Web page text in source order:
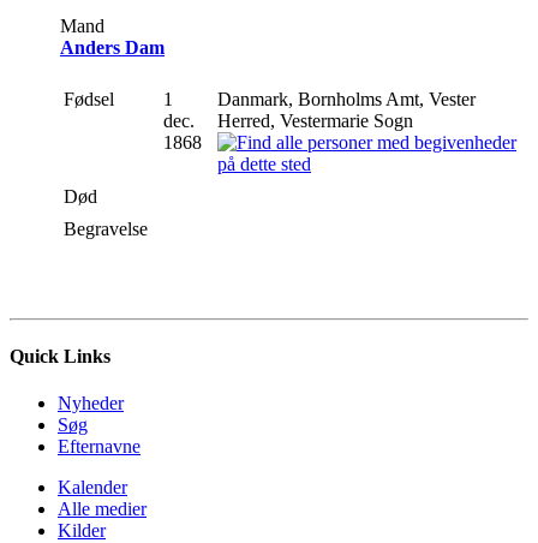
Mand
Anders Dam
Fødsel
1
dec.
1868
Danmark, Bornholms Amt, Vester
Herred, Vestermarie Sogn
Død
Begravelse
Quick Links
Nyheder
Søg
Efternavne
Kalender
Alle medier
Kilder